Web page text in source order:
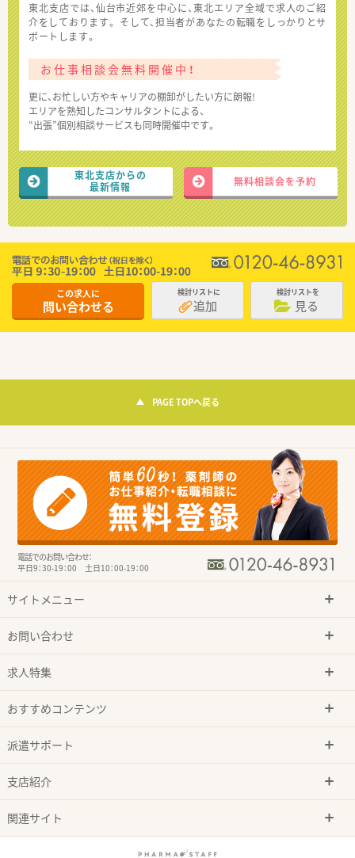
東北支店では、仙台市近郊を中心に、東北エリア全域で求人のご紹
介をしております。 そして、担当者があなたの転職をしっかりとサ
ポートします。
お仕事相談会無料開催中！
更に、お忙しい方やキャリアの棚卸がしたい方に朗報!
エリアを熟知したコンサルタントによる、
“出張”個別相談サービスも同時開催中です。
東北支店からの
最新情報
無料相談会を予約
この求人に
問い合わせる
検討リストに
追加
検討リストを
見る
PAGE TOPへ戻る
電話でのお問い合わせ：
平日9：30-19：00 土日10：00-19：00
サイトメニュー
お問い合わせ
求人特集
おすすめコンテンツ
派遣サポート
支店紹介
関連サイト